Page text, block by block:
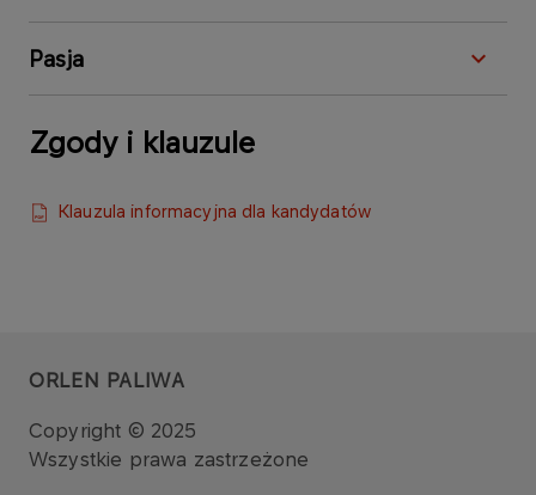
Pasja
Zgody i klauzule
Klauzula informacyjna dla kandydatów
ORLEN PALIWA
Copyright © 2025
Wszystkie prawa zastrzeżone